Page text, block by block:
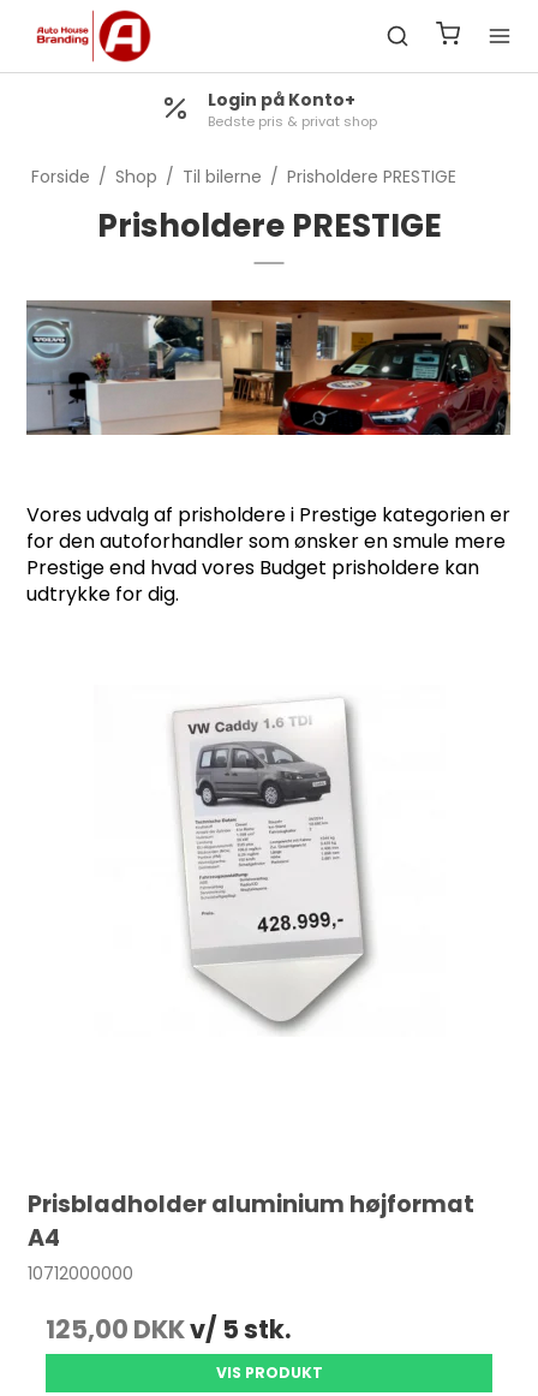
Login på Konto+
Bedste pris & privat shop
Forside / Shop / Til bilerne / Prisholdere PRESTIGE
Prisholdere PRESTIGE
Vores udvalg af prisholdere i Prestige kategorien er
for den autoforhandler som ønsker en smule mere
Prestige end hvad vores Budget prisholdere kan
udtrykke for dig.
Prisbladholder aluminium højformat
A4
10712000000
125,00 DKKv/ 5 stk.
VIS PRODUKT